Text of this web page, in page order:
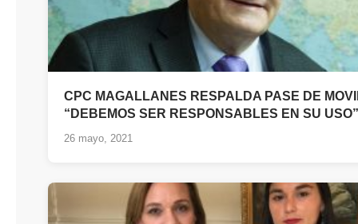
CPC MAGALLANES RESPALDA PASE DE
“DEBEMOS SER RESPONSABLES EN SU USO”
26 mayo, 2021